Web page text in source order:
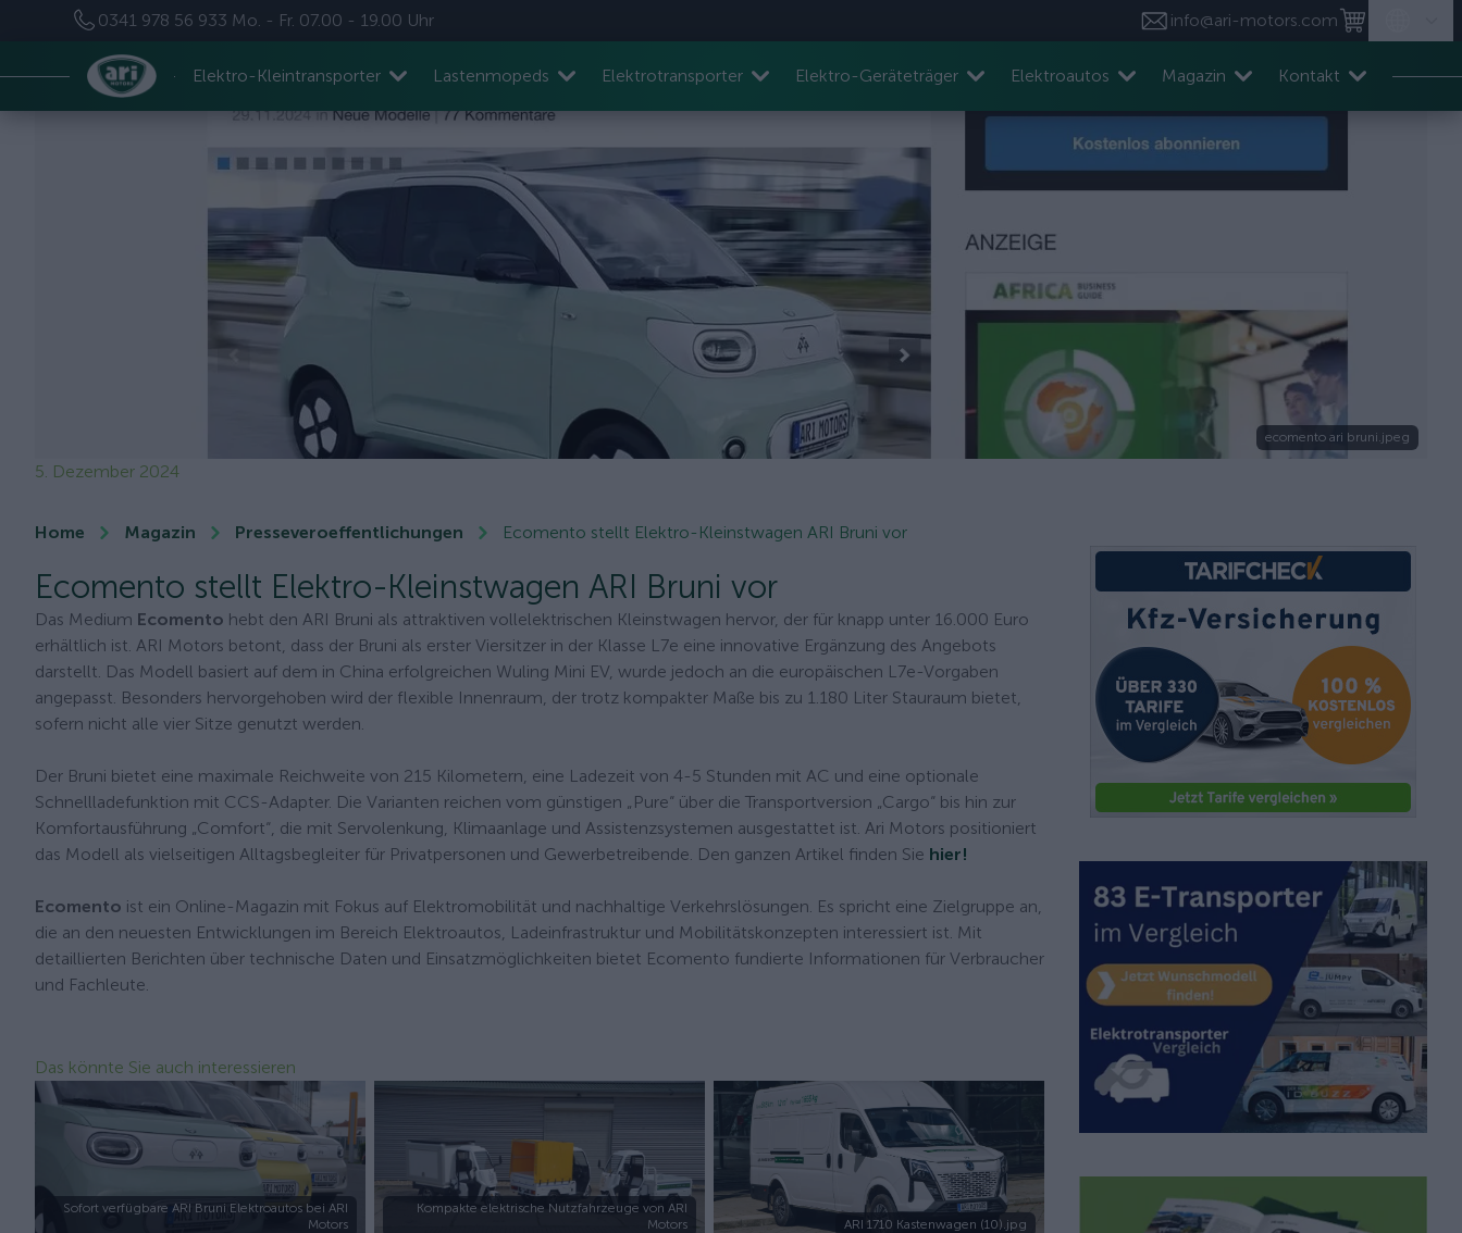
0341 978 56 933 Mo. - Fr. 07.00 - 19.00 Uhr info@ari-motors.com
Elektro-Kleintransporter Lastenmopeds Elektrotransporter Elektro-Geräteträger Elektroautos Magazin Kontakt
ecomento ari bruni.jpeg
5. Dezember 2024
Home Magazin Presseveroeffentlichungen Ecomento stellt Elektro-Kleinstwagen ARI Bruni vor
Ecomento stellt Elektro-Kleinstwagen ARI Bruni vor
Das Medium Ecomento hebt den ARI Bruni als attraktiven vollelektrischen Kleinstwagen hervor, der für knapp unter 16.000 Euro
erhältlich ist. ARI Motors betont, dass der Bruni als erster Viersitzer in der Klasse L7e eine innovative Ergänzung des Angebots
darstellt. Das Modell basiert auf dem in China erfolgreichen Wuling Mini EV, wurde jedoch an die europäischen L7e-Vorgaben
angepasst. Besonders hervorgehoben wird der flexible Innenraum, der trotz kompakter Maße bis zu 1.180 Liter Stauraum bietet,
sofern nicht alle vier Sitze genutzt werden.
Der Bruni bietet eine maximale Reichweite von 215 Kilometern, eine Ladezeit von 4-5 Stunden mit AC und eine optionale
Schnellladefunktion mit CCS-Adapter. Die Varianten reichen vom günstigen „Pure“ über die Transportversion „Cargo“ bis hin zur
Komfortausführung „Comfort“, die mit Servolenkung, Klimaanlage und Assistenzsystemen ausgestattet ist. Ari Motors positioniert
das Modell als vielseitigen Alltagsbegleiter für Privatpersonen und Gewerbetreibende. Den ganzen Artikel finden Sie hier!
Ecomento ist ein Online-Magazin mit Fokus auf Elektromobilität und nachhaltige Verkehrslösungen. Es spricht eine Zielgruppe an,
die an den neuesten Entwicklungen im Bereich Elektroautos, Ladeinfrastruktur und Mobilitätskonzepten interessiert ist. Mit
detaillierten Berichten über technische Daten und Einsatzmöglichkeiten bietet Ecomento fundierte Informationen für Verbraucher
und Fachleute.
Das könnte Sie auch interessieren
Sofort verfügbare ARI Bruni Elektroautos bei ARI
Motors
Kompakte elektrische Nutzfahrzeuge von ARI
Motors
ARI 1710 Kastenwagen (10).jpg